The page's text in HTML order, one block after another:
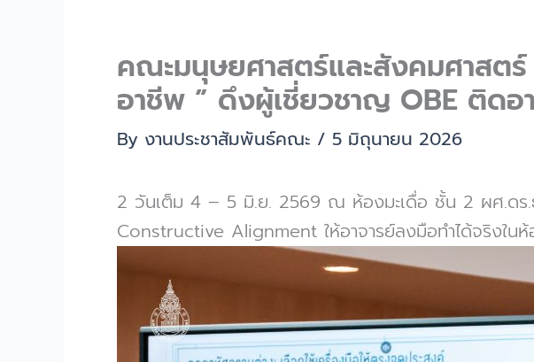
คณะมนุษยศาสตร์และสังคมศาสต
อาชีพ ” ดึงผู้เชี่ยวชาญ OBE ติดอ
By งานประชาสัมพันธ์คณะ / 5 มิถุนายน 2026
2 วันเต็ม 4 – 5 มิ.ย. 2569 ณ ห้องมะเดื่อ ชั้น 2 ผศ.ดร.
Constructive Alignment ให้อาจารย์ลงมือทำได้จริงในห้